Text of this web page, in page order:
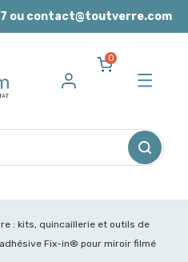
ou contact@toutverre.com
0
: kits, quincaillerie et outils de
Fix-in® pour miroir filmé